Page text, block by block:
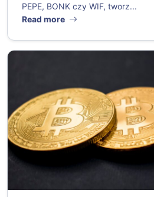
PEPE, BONK czy WIF, tworz...
Read more